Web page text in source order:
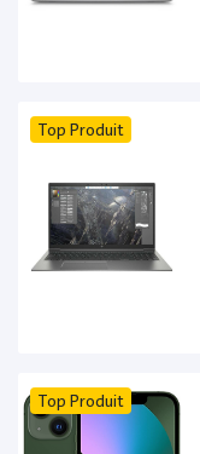
Top Produit
Top Produit